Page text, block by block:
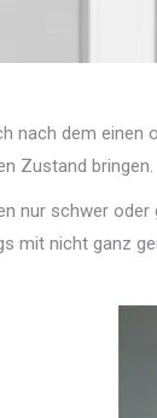
nach dem
Zustand bringen.
nur schwer
mit nicht ganz